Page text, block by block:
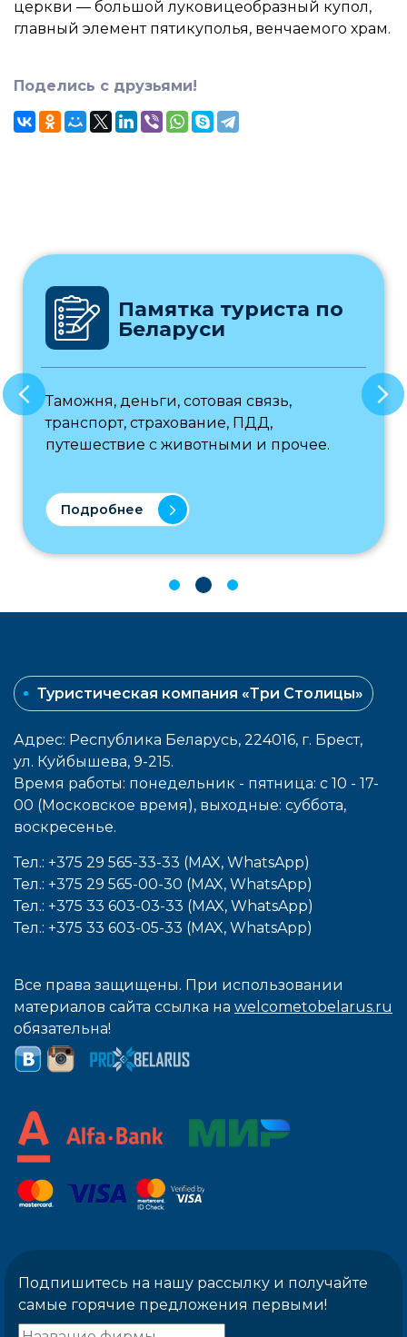
церкви — большой луковицеобразный купол,
главный элемент пятикуполья, венчаемого храм.
Поделись с друзьями!
Памятка туриста по
Беларуси
Таможня, деньги, сотовая связь,
транспорт, страхование, ПДД,
путешествие с животными и прочее.
Подробнее
Туристическая компания «Три Столицы»
Адрес: Республика Беларусь, 224016, г. Брест,
ул. Куйбышева, 9-215.
Время работы: понедельник - пятница: с 10 - 17-
00 (Московское время), выходные: cуббота,
воcкресенье.
Тел.: +375 29 565-33-33 (MAX, WhatsApp)
Тел.: +375 29 565-00-30 (MAX, WhatsApp)
Тел.: +375 33 603-03-33 (MAX, WhatsApp)
Тел.: +375 33 603-05-33 (MAX, WhatsApp)
Все права защищены. При использовании
материалов сайта ссылка на welcometobelarus.ru
обязательна!
Подпишитесь на нашу рассылку и получайте
самые горячие предложения первыми!